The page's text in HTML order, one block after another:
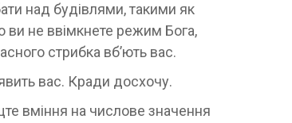
над будівлями, такими як
не ввімкнете режим Бога,
стрибка вб’ють вас.
вас. Кради досхочу.
вміння на числове значення